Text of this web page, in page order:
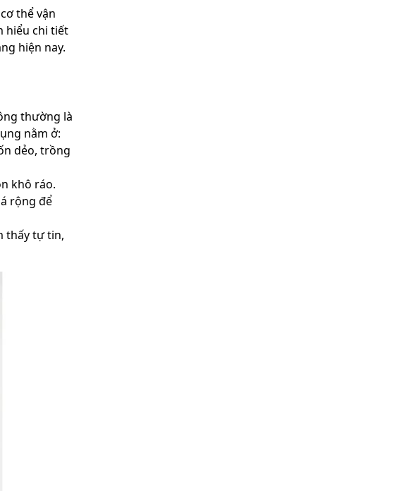
thể vận
hiểu chi tiết
hiện nay.
thường là
nằm ở:
dẻo, trồng
khô ráo.
rộng để
thấy tự tin,